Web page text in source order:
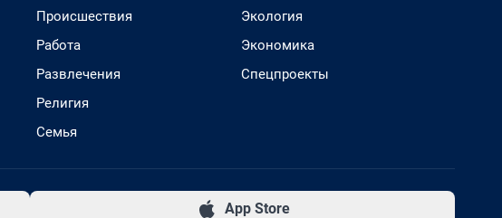
Происшествия
Работа
Развлечения
Религия
Семья
Экология
Экономика
Спецпроекты
App Store